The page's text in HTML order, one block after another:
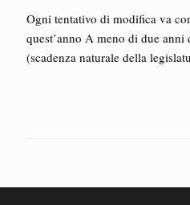
Ogni tentativo di modifica va
quest’anno A meno di due
(scadenza naturale della